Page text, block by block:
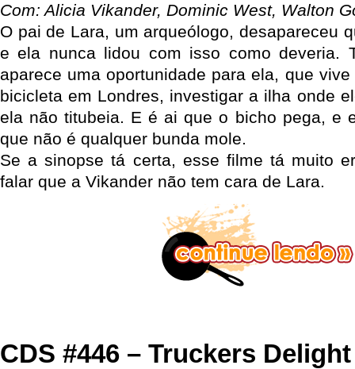
Com: Alicia Vikander, Dominic West, Walton
O pai de Lara, um arqueólogo, desapareceu
e ela nunca lidou com isso como deveria.
aparece uma oportunidade para ela, que
bicicleta em Londres, investigar a ilha onde
ela não titubeia. E é ai que o bicho pega, e
que não é qualquer bunda mole.
Se a sinopse tá certa, esse filme tá muito
falar que a Vikander não tem cara de Lara.
CDS #446 – Truckers